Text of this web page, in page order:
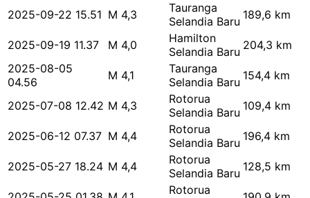
2025-09-22 15.51 M 4,3
Tauranga
Selandia Baru 189,6 km
2025-09-19 11.37 M 4,0
Hamilton
Selandia Baru 204,3 km
2025-08-05
04.56
M 4,1
Tauranga
Selandia Baru 154,4 km
2025-07-08 12.42 M 4,3
Rotorua
Selandia Baru 109,4 km
2025-06-12 07.37 M 4,4
Rotorua
Selandia Baru 196,4 km
2025-05-27 18.24 M 4,4
Rotorua
Selandia Baru 128,5 km
Rotorua